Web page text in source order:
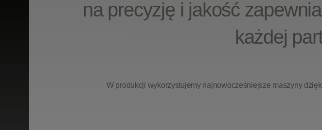
na precyzję i jakość
każdej
W produkcji wykorzystujemy najnowocześniejsze maszyny